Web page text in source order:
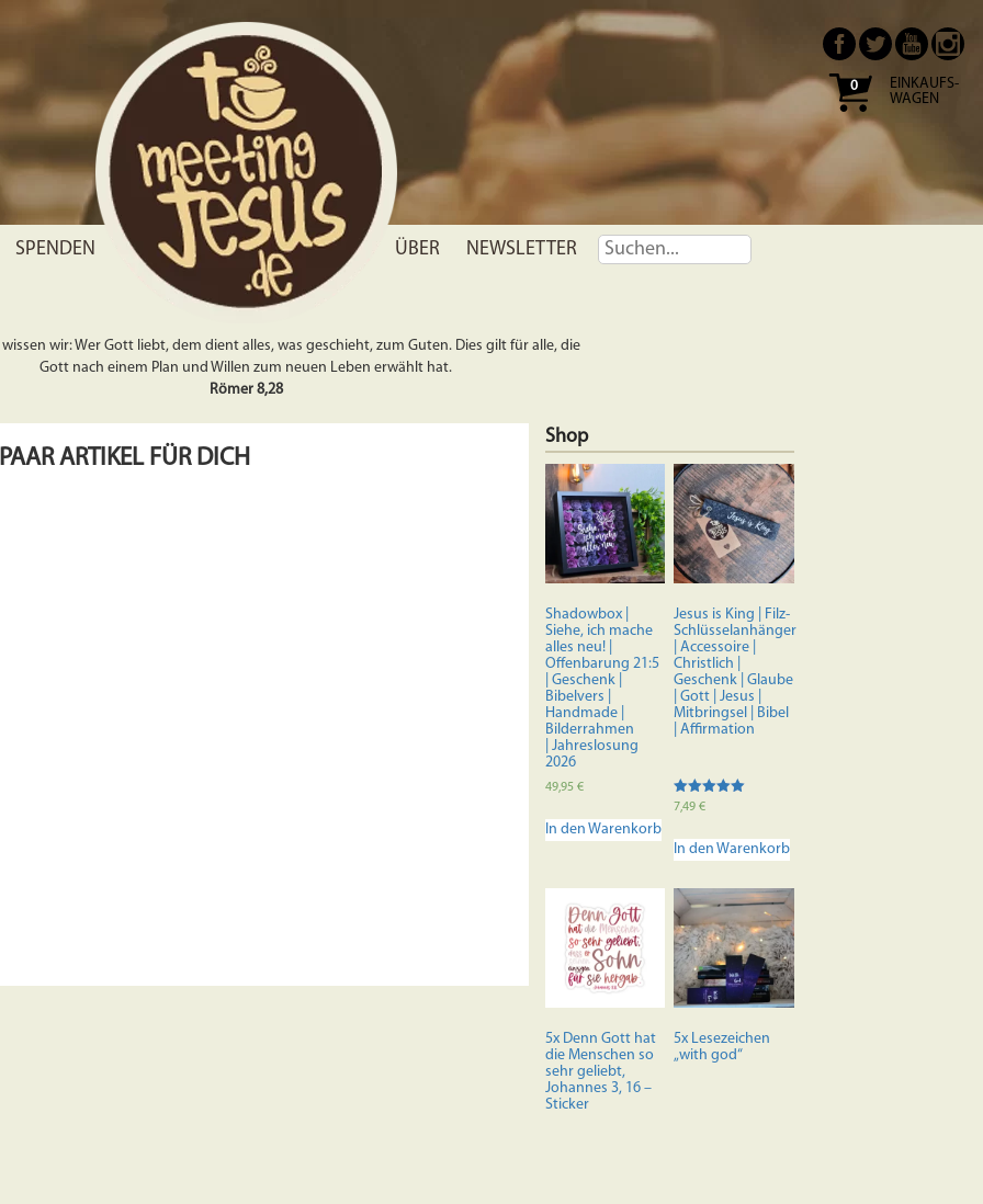
0
EINKAUFS-
WAGEN
SPENDEN ÜBER NEWSLETTER
wir: Wer Gott liebt, dem dient alles, was geschieht, zum Guten. Dies gilt für alle, die
Gott nach einem Plan und Willen zum neuen Leben erwählt hat.
Römer 8,28
ARTIKEL FÜR DICH
Shop
Shadowbox |
Siehe, ich mache
alles neu! |
Offenbarung 21:5
| Geschenk |
Bibelvers |
Handmade |
Bilderrahmen
| Jahreslosung
2026
49,95 €
In den Warenkorb
Jesus is King | Filz-
Schlüsselanhänger
| Accessoire |
Christlich |
Geschenk | Glaube
| Gott | Jesus |
Mitbringsel | Bibel
| Affirmation
Bewertet mit
7,49€
In den Warenkorb
5x Denn Gott hat
die Menschen so
sehr geliebt,
Johannes 3, 16 –
Sticker
5x Lesezeichen
„with god“